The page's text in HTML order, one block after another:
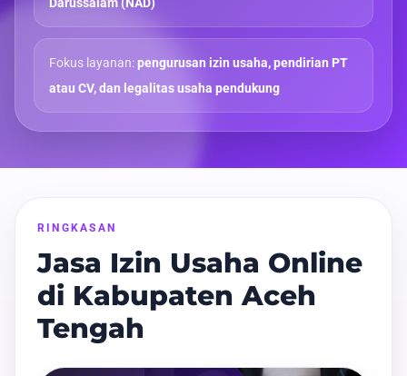
Fokus layanan:pengurusan izin usaha, pendirian PT
atau CV, dan legalitas usaha pendukung
RINGKASAN
Jasa Izin Usaha Online
di Kabupaten Aceh
Tengah